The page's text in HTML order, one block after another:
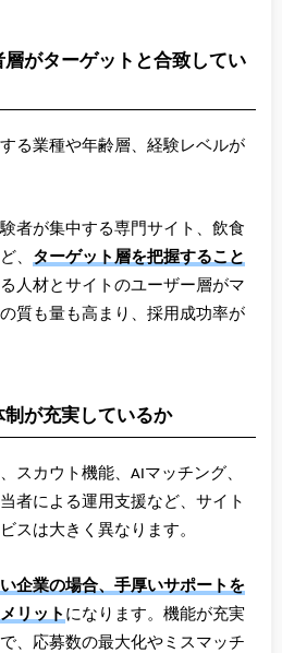
がターゲットと合致してい
る業種や年齢層、経験レベルが
者が集中する専門サイト、飲食
、 ターゲット層を把握すること
人材とサイトのユーザー層がマ
質も量も高まり、採用成功率が
が充実しているか
スカウト機能、AIマッチング、
者による運用支援など、サイト
スは大きく異なります。
企業の場合、手厚いサポートを
リット になります。機能が充実
、応募数の最大化やミスマッチ